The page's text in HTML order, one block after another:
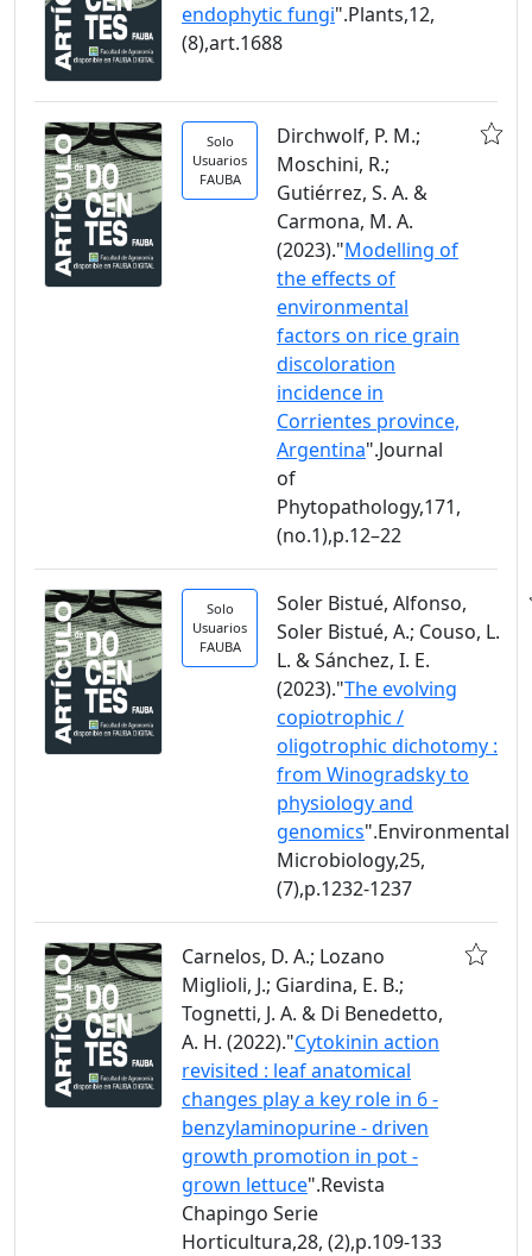
endophytic fungi".Plants,12,
(8),art.1688
Solo
Usuarios
FAUBA
Dirchwolf, P. M.;
Moschini, R.;
Gutiérrez, S. A. &
Carmona, M. A.
(2023)."Modelling of
the effects of
environmental
factors on rice grain
discoloration
incidence in
Corrientes province,
Argentina".Journal
of
Phytopathology,171,
(no.1),p.12–22
Solo
Usuarios
FAUBA
Soler Bistué, Alfonso,
Soler Bistué, A.; Couso, L.
L. & Sánchez, I. E.
(2023)."The evolving
copiotrophic /
oligotrophic dichotomy :
from Winogradsky to
physiology and
genomics".Environmental
Microbiology,25,
(7),p.1232-1237
Carnelos, D. A.; Lozano
Miglioli, J.; Giardina, E. B.;
Tognetti, J. A. & Di Benedetto,
A. H. (2022)."Cytokinin action
revisited : leaf anatomical
changes play a key role in 6 -
benzylaminopurine - driven
growth promotion in pot -
grown lettuce".Revista
Chapingo Serie
Horticultura,28, (2),p.109-133